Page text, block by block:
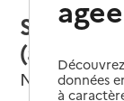
Service
(aide) –
Nalliers,données
à